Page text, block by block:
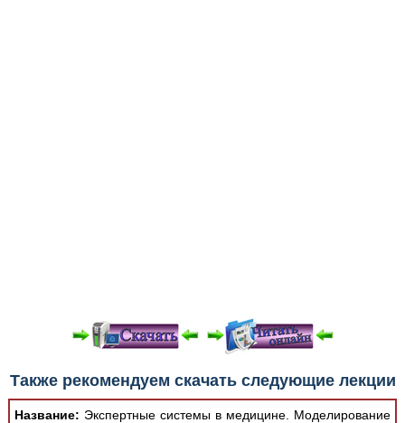
При просмотре в режиме "Читать онлайн" возможны
различные ошибки отображения документа в результате
отсутствия поддержки Вашим браузером шрифтов и
Также рекомендуем скачать следующие лекции
Название: Экспертные системы в медицине. Моделирование